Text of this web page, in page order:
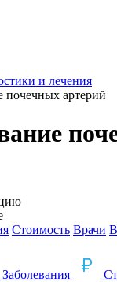
и лечения
почечных артерий
Стоимость Врачи
Заболевания